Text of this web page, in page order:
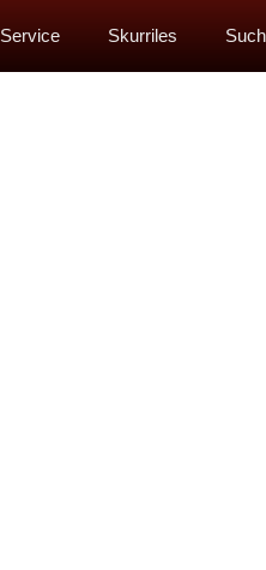
Service Skurriles